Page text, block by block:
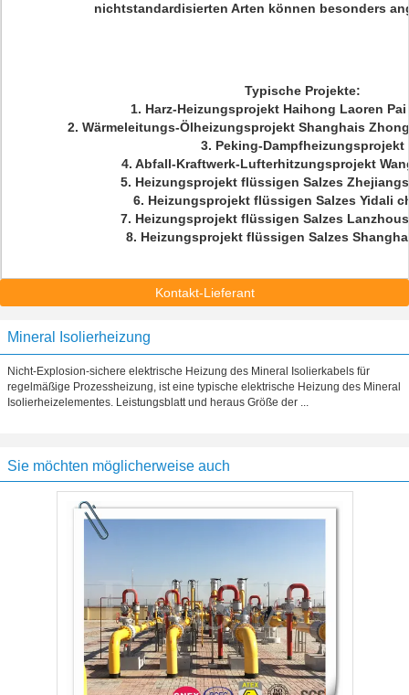
nichtstandardisierten Arten können besonders
Typische Projekte:
1. Harz-Heizungsprojekt Haihong Laoren
2. Wärmeleitungs-Ölheizungsprojekt Shanghais
3. Peking-Dampfheizungsprojekt
4. Abfall-Kraftwerk-Lufterhitzungsprojekt
5. Heizungsprojekt flüssigen Salzes
6. Heizungsprojekt flüssigen Salzes Yidali
7. Heizungsprojekt flüssigen Salzes
8. Heizungsprojekt flüssigen Salzes
Kontakt-Lieferant
Mineral Isolierheizung
Nicht-Explosion-sichere elektrische Heizung des Mineral Isolierkabels für
regelmäßige Prozessheizung, ist eine typische elektrische Heizung des Mineral
Isolierheizelementes. Leistungsblatt und heraus Größe der ...
Sie möchten möglicherweise auch